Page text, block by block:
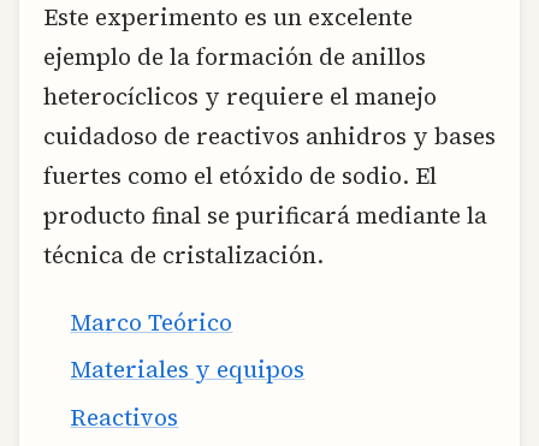
Este experimento es un excelente
ejemplo de la formación de anillos
heterocíclicos y requiere el manejo
cuidadoso de reactivos anhidros y bases
fuertes como el etóxido de sodio. El
producto final se purificará mediante la
técnica de cristalización.
Marco Teórico
Materiales y equipos
Reactivos